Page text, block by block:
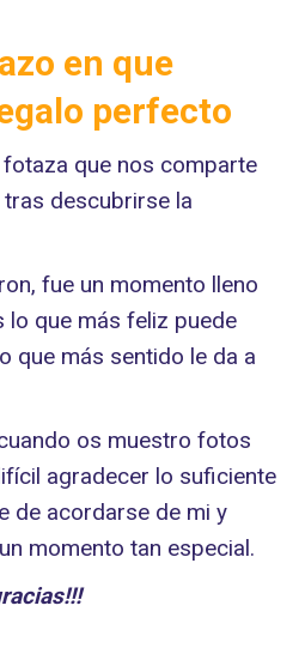
en que
perfecto
que nos comparte
descubrirse la
fue un momento lleno
lo que más feliz puede
que más sentido le da a
os muestro fotos
agradecer lo suficiente
de acordarse de mi y
momento tan especial.